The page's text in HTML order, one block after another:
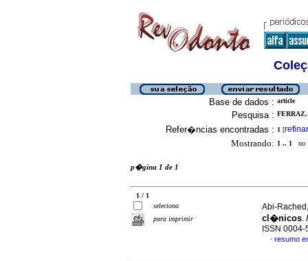
Base de dados : article
Pesquisa :
Refer�ncias encontradas : 1 [refinar
Mostrando: 1 .. 1 no
p�gina 1 de 1
1 / 1
seleciona
para imprimir
Abi-
cl�nicos.
ISSN 0004-
· resumo